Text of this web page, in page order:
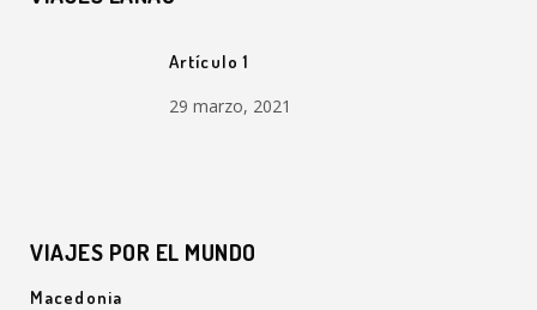
Artículo 1
29 marzo, 2021
VIAJES POR EL MUNDO
Macedonia